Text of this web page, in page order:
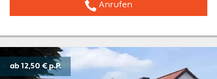
Anrufen
ab 12,50 € p.P.